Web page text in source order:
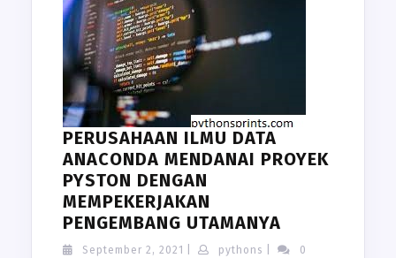
PERUSAHAAN ILMU DATA
ANACONDA MENDANAI PROYEK
PYSTON DENGAN
MEMPEKERJAKAN
PENGEMBANG UTAMANYA
ILMU
September 2, 2021 Septemberpythons pythons
0